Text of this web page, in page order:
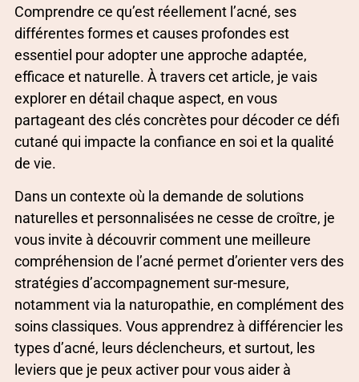
Comprendre ce qu’est réellement l’acné, ses
différentes formes et causes profondes est
essentiel pour adopter une approche adaptée,
efficace et naturelle. À travers cet article, je vais
explorer en détail chaque aspect, en vous
partageant des clés concrètes pour décoder ce défi
cutané qui impacte la confiance en soi et la qualité
de vie.
Dans un contexte où la demande de solutions
naturelles et personnalisées ne cesse de croître, je
vous invite à découvrir comment une meilleure
compréhension de l’acné permet d’orienter vers des
stratégies d’accompagnement sur-mesure,
notamment via la naturopathie, en complément des
soins classiques. Vous apprendrez à différencier les
types d’acné, leurs déclencheurs, et surtout, les
leviers que je peux activer pour vous aider à